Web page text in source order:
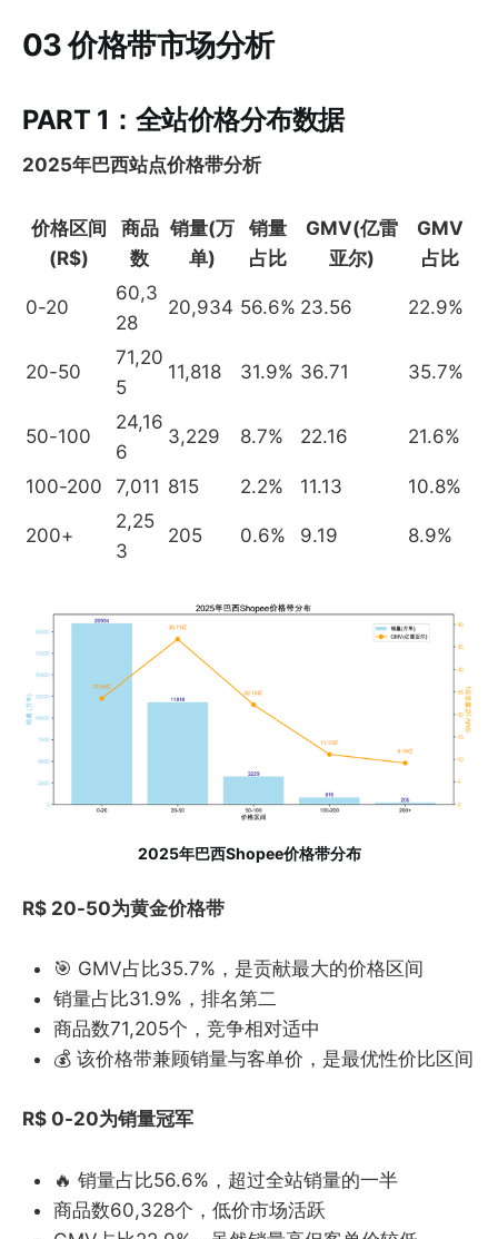
03 价格带市场分析
PART 1：全站价格分布数据
2025年巴西站点价格带分析
价格区间
(R$)
商品
数
销量(万
单)
销量
占比
GMV(亿雷
亚尔)
GMV
占比
0-20
60,3
28
20,934 56.6% 23.56 22.9%
20-50
71,20
5
11,818 31.9% 36.71 35.7%
50-100
24,16
6
3,229 8.7% 22.16 21.6%
100-200 7,011 815 2.2% 11.13 10.8%
200+
2,25
3
205 0.6% 9.19 8.9%
2025年巴西Shopee价格带分布
R$ 20-50为黄金价格带
🎯 GMV占比35.7%，是贡献最大的价格区间
销量占比31.9%，排名第二
商品数71,205个，竞争相对适中
💰 该价格带兼顾销量与客单价，是最优性价比区间
R$ 0-20为销量冠军
🔥 销量占比56.6%，超过全站销量的一半
商品数60,328个，低价市场活跃